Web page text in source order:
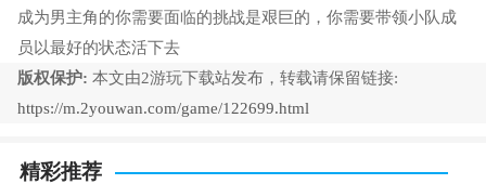
成为男主角的你需要面临的挑战是艰巨的，你需要带领小队成
员以最好的状态活下去
版权保护: 本文由2游玩下载站发布，转载请保留链接:
https://m.2youwan.com/game/122699.html
精彩推荐